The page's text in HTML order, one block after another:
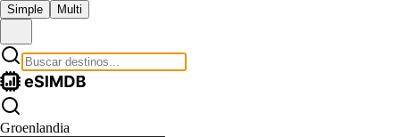
Simple Multi
Groenlandia